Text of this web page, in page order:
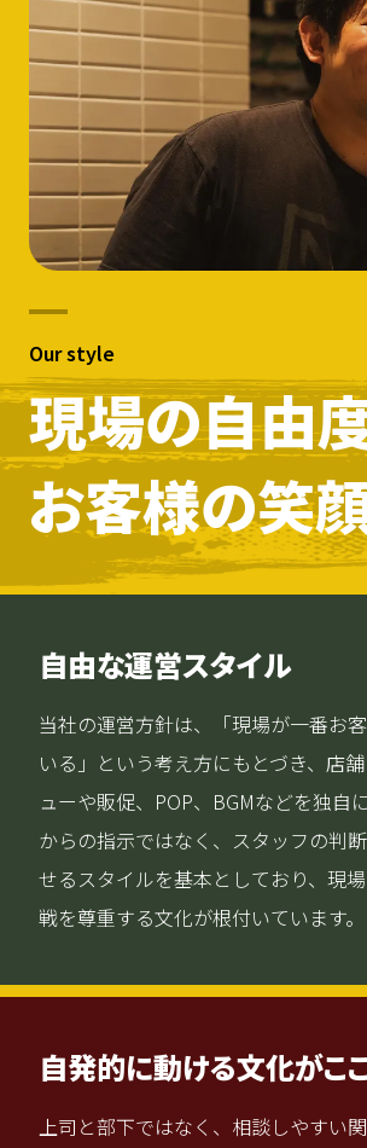
Our style
現場の自由
お客様の笑
自由な運営スタイル
当社の運営方針は、「現場が一番お
いる」という考え方にもとづき、店
ューや販促、POP、BGMなどを独自
からの指示ではなく、スタッフの判
せるスタイルを基本としており、現
戦を尊重する文化が根付いています。
自発的に動ける文化がこ
上司と部下ではなく、相談しやすい